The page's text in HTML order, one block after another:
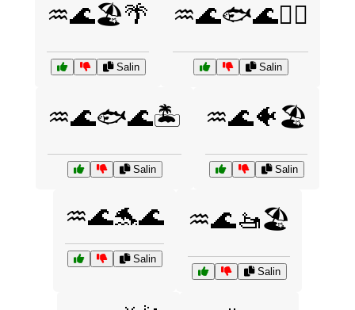
♒🌊🏖️🌴
Salin
♒🌊🐟🌊🏄‍♂️
Salin
♒🌊🐟🌊🏝️
Salin
♒🌊🐠🏖️
Salin
♒🌊🐬🌊
Salin
♒🌊🚤🏖️
Salin